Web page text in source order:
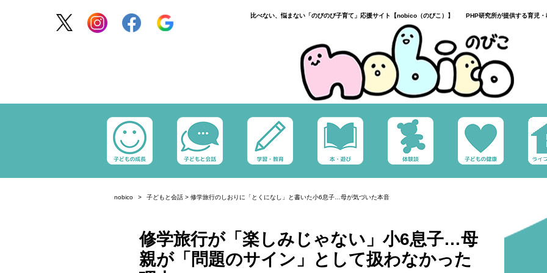
比べない、悩まない「のびのび子育て」応援サイト【nobico（のびこ）】 PHP研究所が提供する育児・
nobico 子どもと会話 > 修学旅行のしおりに「とくになし」と書いた小6息子…母が気づいた本音
修学旅行が「楽しみじゃない」小6息子…母
親が「問題のサイン」として扱わなかった